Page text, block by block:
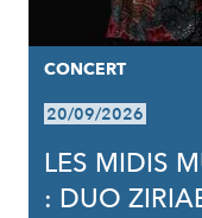
CONCERT
20/09/2026
LES MIDIS
: DUO